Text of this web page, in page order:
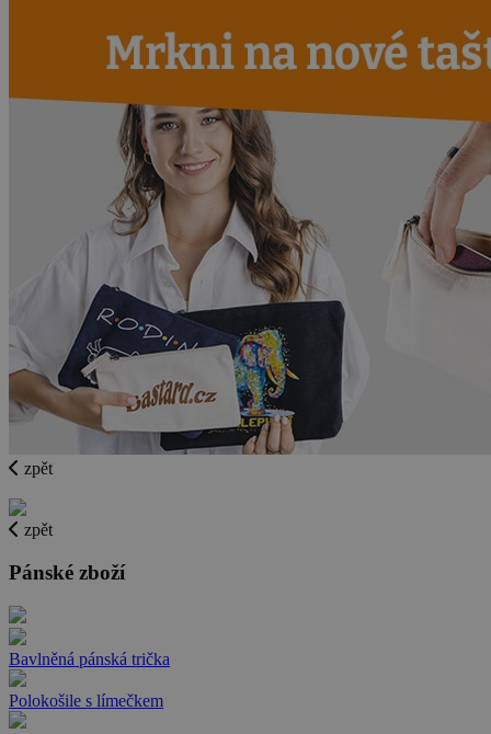
zpět
zpět
Pánské zboží
Bavlněná pánská trička
Polokošile s límečkem